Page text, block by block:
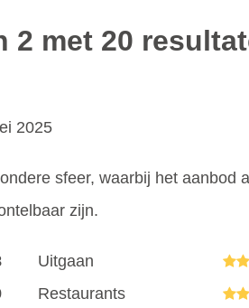
2 met 20
2025
sfeer, waarbij het aanbod
zijn.
Uitgaan
Restaurants